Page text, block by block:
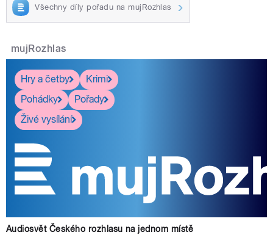
Všechny díly pořadu na mujRozhlas
mujRozhlas
Hry a četby
Krimi
Pohádky
Pořady
Živé vysílání
Audiosvět Českého rozhlasu na jednom místě